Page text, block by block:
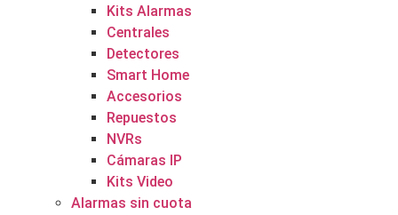
Kits Alarmas
Centrales
Detectores
Smart Home
Accesorios
Repuestos
NVRs
Cámaras IP
Kits Video
Alarmas sin cuota